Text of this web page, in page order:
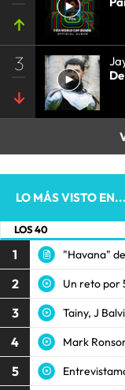
3
LO MÁS VISTO EN...
LOS 40
1 "Havana"
2 Un reto por
3 Tainy, J
4 Mark
5